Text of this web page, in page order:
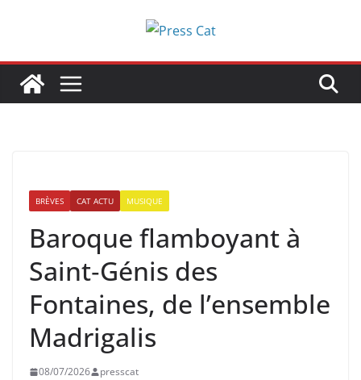
BRÈVES CAT ACTU MUSIQUE
Baroque flamboyant à
Saint‑Génis des
Fontaines, de l’ensemble
Madrigalis
08/07/2026 presscat